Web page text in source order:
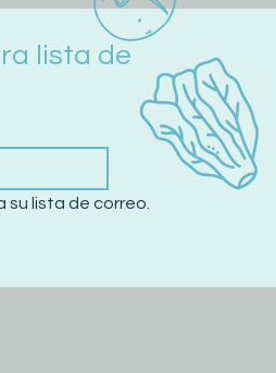
lista de
su lista de correo.